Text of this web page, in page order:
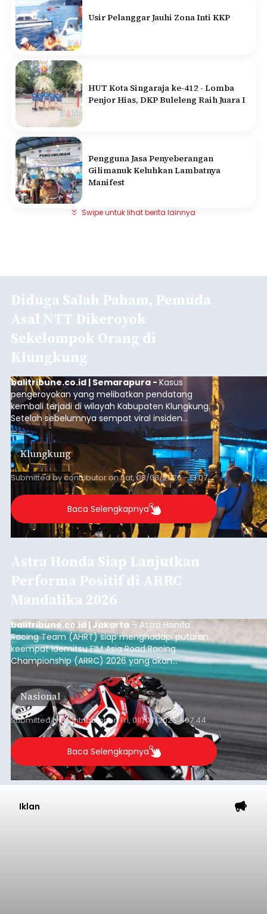
Usir Pelanggar Jauhi Zona Inti KKP
HUT Kota Singaraja ke-412 - Lomba
Penjor Hias, DKP Buleleng Raih Juara I
Pengguna Jasa Penyeberangan
Gilimanuk Keluhkan Lambatnya
Manifest
Swipe untuk lihat berita lainnya
Diduga Salah Paham, Pemuda
Asal NTT Dikeroyok
Sekelompok Orang di
Klungkung
balitribune.co.id | Semarapura -Kasus
pengeroyokan yang melibatkan pendatang
kembali terjadi di wilayah Kabupaten Klungkung.
Setelah sebelumnya sempat viral insiden
keributan di barat Pasar Galiran, peristiwa serupa
kini menimpa seorang pemuda asal Kabupaten
Sumba Barat Daya (SBD), Nusa Tenggara Timur
(NTT).
Klungkung
Submitted bycontributoronSat, 08/08/2026 - 13:07
Baca Selengkapnya
Astra Honda Siap Lanjutkan
Performa Positif di ARRC
Mandalika 2026
balitribune.co.id | Jakarta – Astra Honda
Racing Team (AHRT) siap menghadapi putaran
keempat Idemitsu FIM Asia Road Racing
Championship (ARRC) 2026 yang akan
berlangsung di Pertamina Mandalika
International Circuit, Lombok, Nusa Tenggara
Barat, pada 7–9 Agustus 2026.
Nasional
Submitted bycontributoronFri, 08/07/2026 - 07:44
Baca Selengkapnya
Iklan